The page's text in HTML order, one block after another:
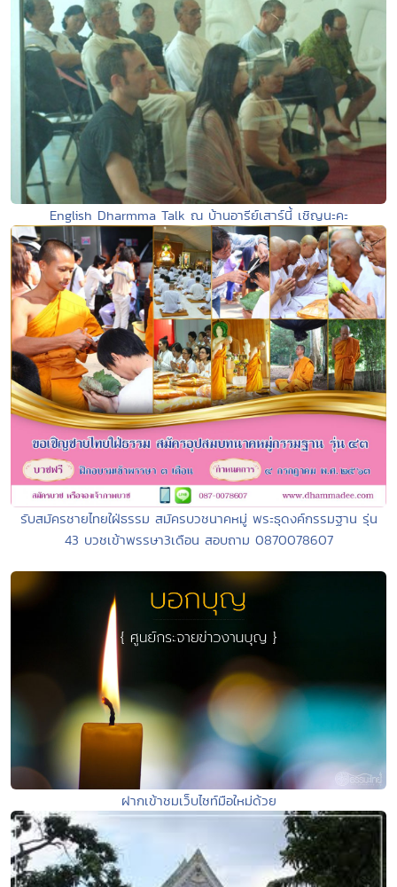
English Dharmma Talk ณ บ้านอารีย์เสาร์นี้ เชิญนะคะ
รับสมัครชายไทยใฝ่ธรรม สมัครบวชนาคหมู่ พระธุดงค์กรรมฐาน รุ่น
43 บวชเข้าพรรษา3เดือน สอบถาม 0870078607
ฝากเข้าชมเว็บไซท์มือใหม่ด้วย